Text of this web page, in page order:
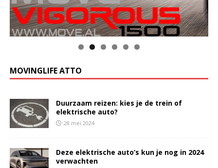
MOVINGLIFE ATTO
Duurzaam reizen: kies je de trein of
elektrische auto?
28 mei 2024
Deze elektrische auto’s kun je nog in 2024
verwachten